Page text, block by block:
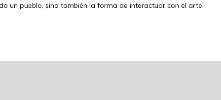
un pueblo, sino también la forma de interactuar con el arte.